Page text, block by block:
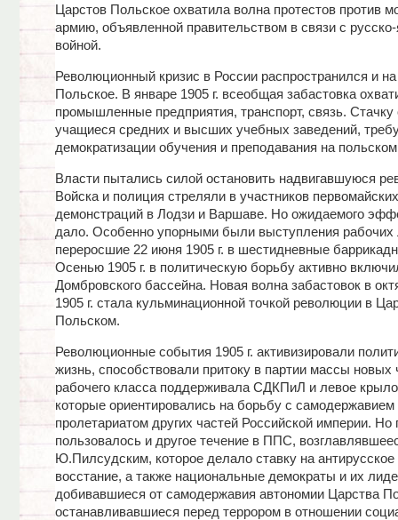
Царстов Польское охватила волна протестов против
армию, объявленной правительством в связи с русско-
войной.
Революционный кризис в России распространился и
Польское. В январе 1905 г. всеобщая забастовка
промышленные предприятия, транспорт, связь. Стачку
учащиеся средних и высших учебных заведений,
демократизации обучения и преподавания на
Власти пытались силой остановить надвигавшуюся
Войска и полиция стреляли в участников первомайских
демонстраций в Лодзи и Варшаве. Но ожидаемого
дало. Особенно упорными были выступления рабочих
переросшие 22 июня 1905 г. в шестидневные
Осенью 1905 г. в политическую борьбу активно
Домбровского бассейна. Новая волна забастовок в
1905 г. стала кульминационной точкой революции в
Польском.
Революционные события 1905 г. активизировали
жизнь, способствовали притоку в партии массы новых
рабочего класса поддерживала СДКПиЛ и левое
которые ориентировались на борьбу с самодержавием
пролетариатом других частей Российской империи. Но
пользовалось и другое течение в ППС,
Ю.Пилсудским, которое делало ставку на
восстание, а также национальные демократы и их
добивавшиеся от самодержавия автономии Царства
останавливавшиеся перед террором в отношении